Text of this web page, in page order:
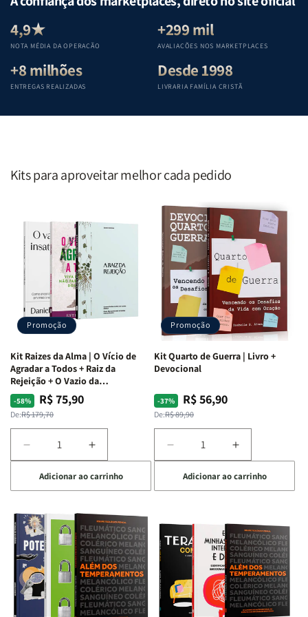
Equipe
Teológica
Penkal
Equipe
Penkal
Equipe
Teológica
Penkal
Equipe
4,9★
NOTA MÉDIA DA OPERAÇÃO
+299 mil
AVALIAÇÕES NOS MARKETPLACES
+8 milhões
ENTREGAS REALIZADAS
Desde 1998
LIVRARIA FAMÍLIA CRISTÃ
Kits para aproveitar melhor cada pedido
Promoção
Kit Raizes da Alma | O Vício de
Agradar a Todos + Raiz da
Rejeição + O Vazio da
Insatisfação.
-58%
Preço
normal
De:R$ 179,70
Preço
promocional
R$ 75,90
Diminuir
a
quantidade
de
Raizes
da
Alma
|
O
Vício
Aumentar
a
quantidade
de
Raizes
da
Alma
|
O
Vício
de
Adicionar ao carrinho
Promoção
Kit Quarto de Guerra | Livro +
Devocional
-37%
Preço
normal
De:R$ 89,90
Preço
promocional
R$ 56,90
Diminuir
a
quantidade
de
Quarto
de
Guerra
Livro
+
Devocional
Aumentar
a
quantidade
de
Quarto
de
Guerra
|
Livro
+
Devocional
Adicionar ao carrinho